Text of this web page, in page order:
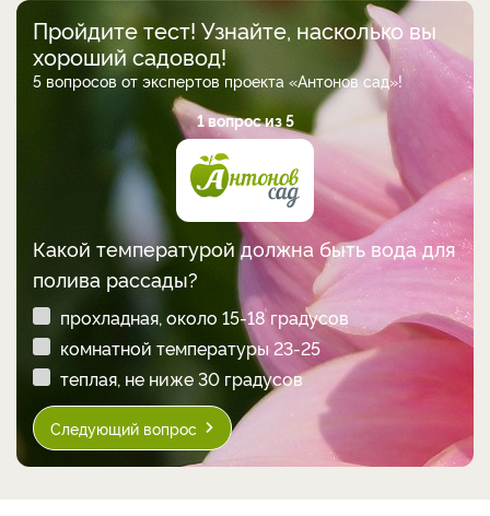
Пройдите тест! Узнайте, насколько вы
хороший садовод!
5 вопросов от экспертов проекта «Антонов сад»!
1 вопрос из 5
Какой температурой должна быть вода для
полива рассады?
прохладная, около 15-18 градусов
комнатной температуры 23-25
теплая, не ниже 30 градусов
Следующий вопрос